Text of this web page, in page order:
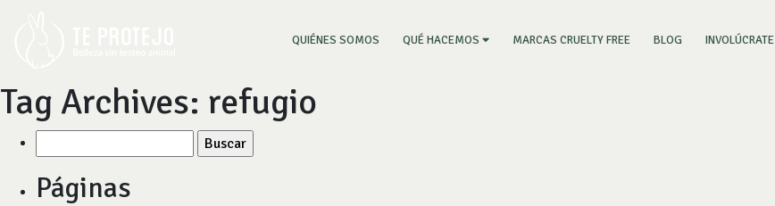
QUIÉNES SOMOS (CURRENT)
QUÉ HACEMOS MARCAS CRUELTY FREE BLOG INVOLÚCRATE
Tag Archives: refugio
por:
Páginas